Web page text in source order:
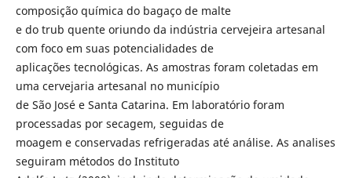
composição química do bagaço de malte
e do trub quente oriundo da indústria cervejeira artesanal
com foco em suas potencialidades de
aplicações tecnológicas. As amostras foram coletadas em
uma cervejaria artesanal no município
de São José e Santa Catarina. Em laboratório foram
processadas por secagem, seguidas de
moagem e conservadas refrigeradas até análise. As analises
seguiram métodos do Instituto